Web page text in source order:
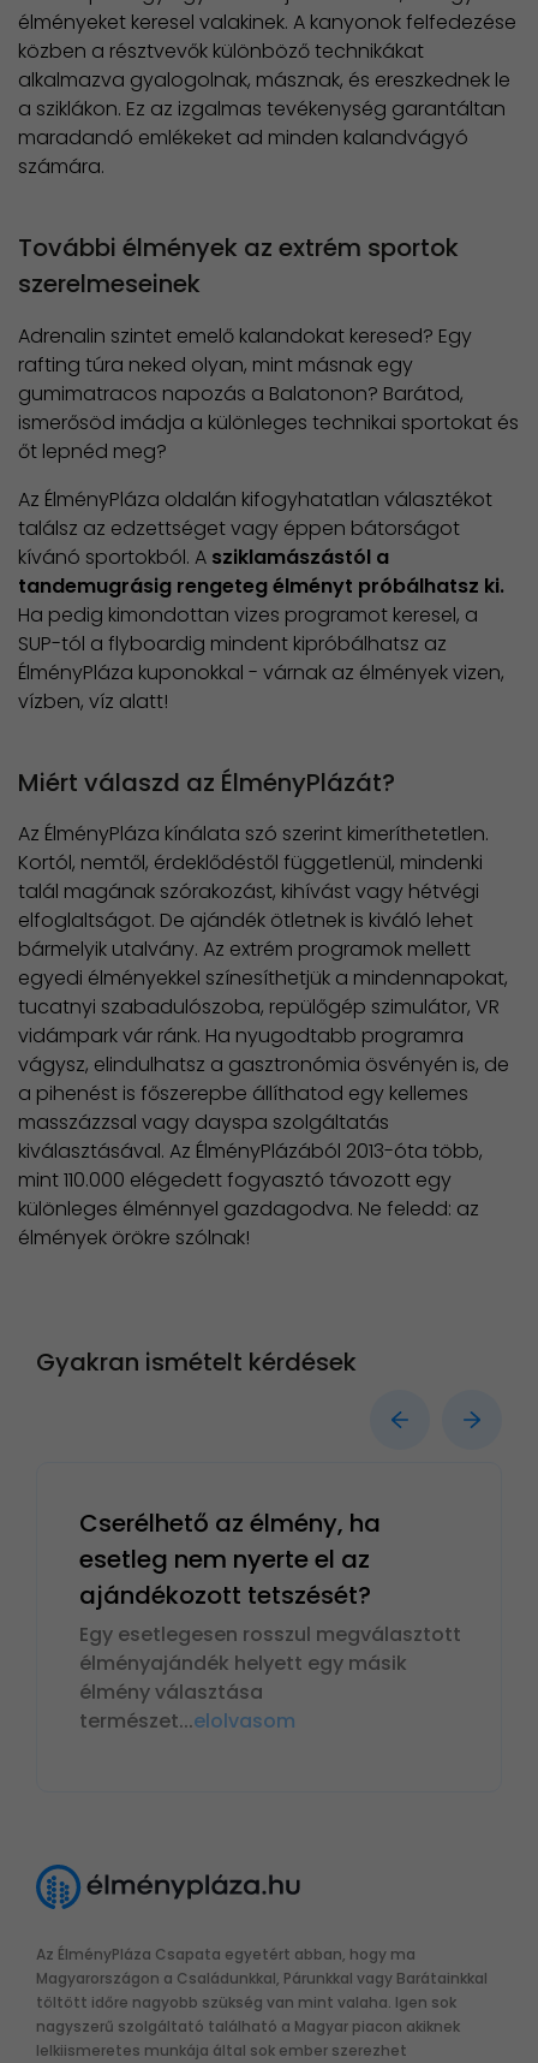
élményeket keresel valakinek. A kanyonok felfedezése
közben a résztvevők különböző technikákat
alkalmazva gyalogolnak, másznak, és ereszkednek le
a sziklákon. Ez az izgalmas tevékenység garantáltan
maradandó emlékeket ad minden kalandvágyó
számára.
További élmények az extrém sportok
szerelmeseinek
Adrenalin szintet emelő kalandokat keresed? Egy
rafting túra neked olyan, mint másnak egy
gumimatracos napozás a Balatonon? Barátod,
ismerősöd imádja a különleges technikai sportokat és
őt lepnéd meg?
Az ÉlményPláza oldalán kifogyhatatlan választékot
találsz az edzettséget vagy éppen bátorságot
kívánó sportokból. A sziklamászástól a
tandemugrásig rengeteg élményt próbálhatsz ki.
Ha pedig kimondottan vizes programot keresel, a
SUP-tól a flyboardig mindent kipróbálhatsz az
ÉlményPláza kuponokkal - várnak az élmények vizen,
vízben, víz alatt!
Miért válaszd az ÉlményPlázát?
Az ÉlményPláza kínálata szó szerint kimeríthetetlen.
Kortól, nemtől, érdeklődéstől függetlenül, mindenki
talál magának szórakozást, kihívást vagy hétvégi
elfoglaltságot. De ajándék ötletnek is kiváló lehet
bármelyik utalvány. Az extrém programok mellett
egyedi élményekkel színesíthetjük a mindennapokat,
tucatnyi szabadulószoba, repülőgép szimulátor, VR
vidámpark vár ránk. Ha nyugodtabb programra
vágysz, elindulhatsz a gasztronómia ösvényén is, de
a pihenést is főszerepbe állíthatod egy kellemes
masszázzsal vagy dayspa szolgáltatás
kiválasztásával. Az ÉlményPlázából 2013-óta több,
mint 110.000 elégedett fogyasztó távozott egy
különleges élménnyel gazdagodva. Ne feledd: az
élmények örökre szólnak!
Gyakran ismételt kérdések
Cserélhető az élmény, ha
esetleg nem nyerte el az
ajándékozott tetszését?
Egy esetlegesen rosszul megválasztott
élményajándék helyett egy másik
élmény választása
természet...elolvasom
Az ÉlményPláza Csapata egyetért abban, hogy ma
Magyarországon a Családunkkal, Párunkkal vagy Barátainkkal
töltött időre nagyobb szükség van mint valaha. Igen sok
nagyszerű szolgáltató található a Magyar piacon akiknek
lelkiismeretes munkája által sok ember szerezhet